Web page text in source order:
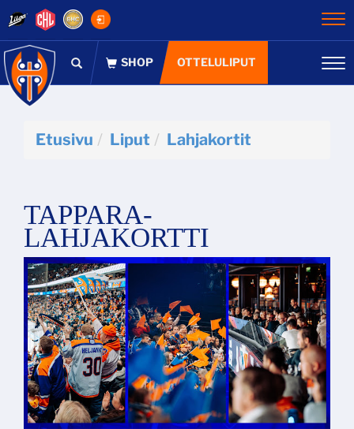
OTTELULIPUT
Etusivu Liput Lahjakortit
TAPPARA-
LAHJAKORTTI